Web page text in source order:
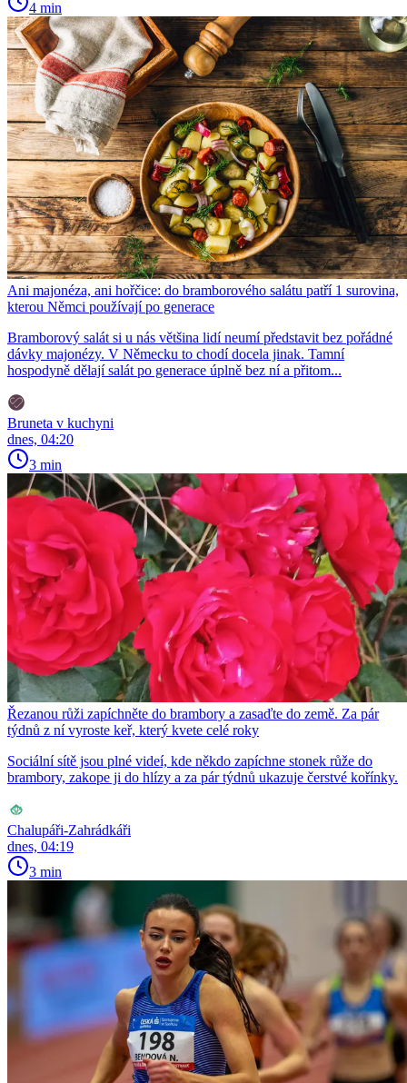
4 min
Ani majonéza, ani hořčice: do bramborového salátu patří 1 surovina,
kterou Němci používají po generace
Bramborový salát si u nás většina lidí neumí představit bez pořádné
dávky majonézy. V Německu to chodí docela jinak. Tamní
hospodyně dělají salát po generace úplně bez ní a přitom...
Bruneta v kuchyni
dnes, 04:20
3 min
Řezanou růži zapíchněte do brambory a zasaďte do země. Za pár
týdnů z ní vyroste keř, který kvete celé roky
Sociální sítě jsou plné videí, kde někdo zapíchne stonek růže do
brambory, zakope ji do hlízy a za pár týdnů ukazuje čerstvé kořínky.
Chalupáři-Zahrádkáři
dnes, 04:19
3 min